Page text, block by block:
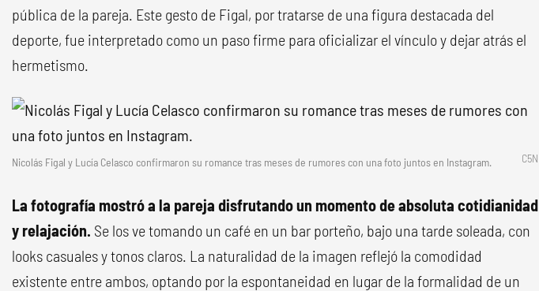
pública de la pareja. Este gesto de Figal, por tratarse de una figura destacada del
deporte, fue interpretado como un paso firme para oficializar el vínculo y dejar atrás el
hermetismo.
Nicolás Figal y Lucía Celasco confirmaron su romance tras meses de rumores con una foto juntos en Instagram. C5N
La fotografía mostró a la pareja disfrutando un momento de absoluta cotidianidad
y relajación. Se los ve tomando un café en un bar porteño, bajo una tarde soleada, con
looks casuales y tonos claros. La naturalidad de la imagen reflejó la comodidad
existente entre ambos, optando por la espontaneidad en lugar de la formalidad de un